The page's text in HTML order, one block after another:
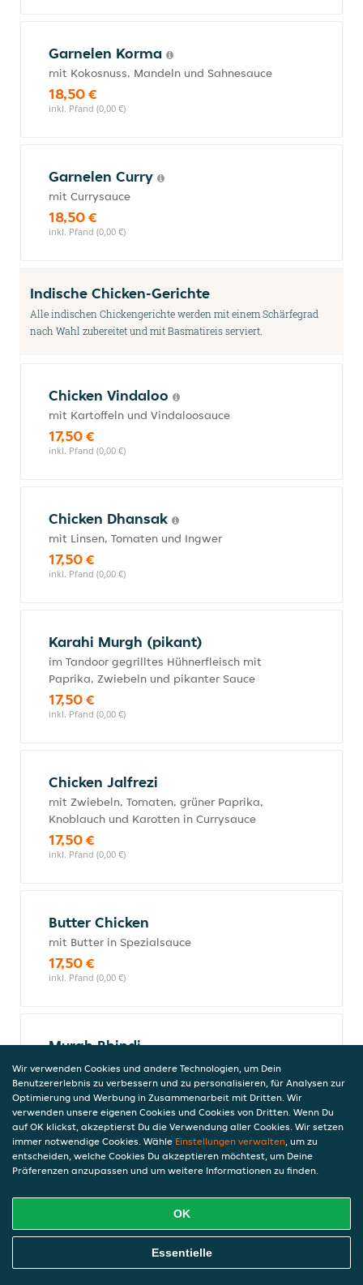
Garnelen Korma
mit Kokosnuss, Mandeln und Sahnesauce
18,50 €
inkl. Pfand (0,00 €)
Garnelen Curry
mit Currysauce
18,50 €
inkl. Pfand (0,00 €)
Indische Chicken-Gerichte
Alle indischen Chickengerichte werden mit einem Schärfegrad
nach Wahl zubereitet und mit Basmatireis serviert.
Chicken Vindaloo
mit Kartoffeln und Vindaloosauce
17,50 €
inkl. Pfand (0,00 €)
Chicken Dhansak
mit Linsen, Tomaten und Ingwer
17,50 €
inkl. Pfand (0,00 €)
Karahi Murgh (pikant)
im Tandoor gegrilltes Hühnerfleisch mit
Paprika, Zwiebeln und pikanter Sauce
17,50 €
inkl. Pfand (0,00 €)
Chicken Jalfrezi
mit Zwiebeln, Tomaten, grüner Paprika,
Knoblauch und Karotten in Currysauce
17,50 €
inkl. Pfand (0,00 €)
Butter Chicken
mit Butter in Spezialsauce
17,50 €
inkl. Pfand (0,00 €)
Murgh Bhindi
mit Okra, Zwiebeln, Tomaten, Ingwer,
Knoblauch und Currysauce
17,50 €
inkl. Pfand (0,00 €)
17,50 €
inkl. Pfand (0,00 €)
Online Essen Bestellen
Wir verwenden Cookies und andere Technologien, um Dein
Benutzererlebnis zu verbessern und zu personalisieren, für Analysen zur
Optimierung und Werbung in Zusammenarbeit mit Dritten. Wir
verwenden unsere eigenen Cookies und Cookies von Dritten. Wenn Du
auf OK klickst, akzeptierst Du die Verwendung aller Cookies. Wir setzen
immer notwendige Cookies. Wähle Einstellungen verwalten, um zu
entscheiden, welche Cookies Du akzeptieren möchtest, um Deine
Präferenzen anzupassen und um weitere Informationen zu finden.
OK
Essentielle